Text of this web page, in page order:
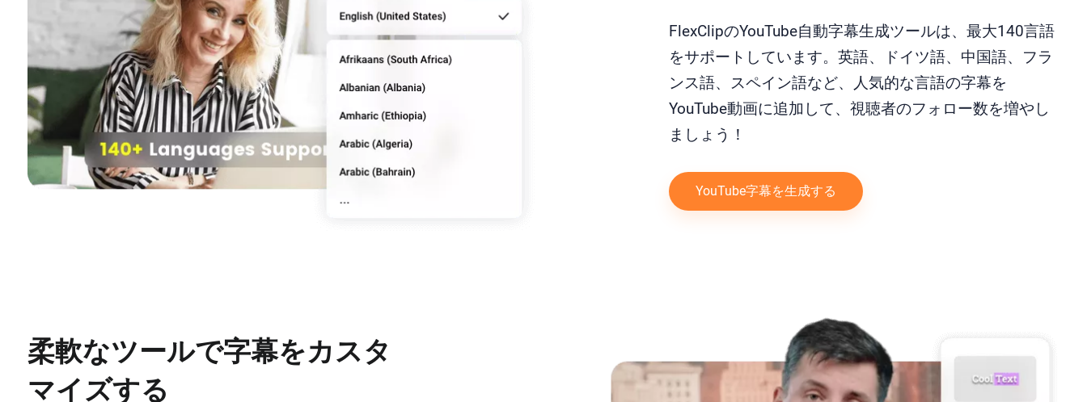
FlexClipのYouTube自動字幕生成ツールは、最大140言語
をサポートしています。英語、ドイツ語、中国語、フラ
ンス語、スペイン語など、人気的な言語の字幕を
YouTube動画に追加して、視聴者のフォロー数を増やし
ましょう！
YouTube字幕を生成する
柔軟なツールで字幕をカスタ
マイズする